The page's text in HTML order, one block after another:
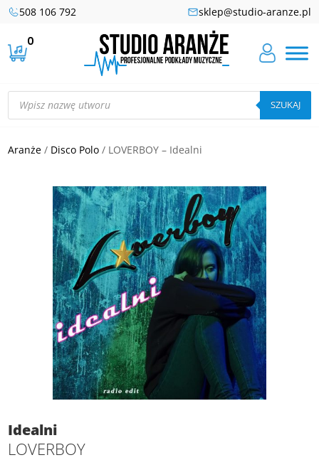
508 106 792 sklep@studio-aranze.pl
0
Wyszukiwarka
produktów SZUKAJ
Aranże / Disco Polo / LOVERBOY – Idealni
Idealni
LOVERBOY